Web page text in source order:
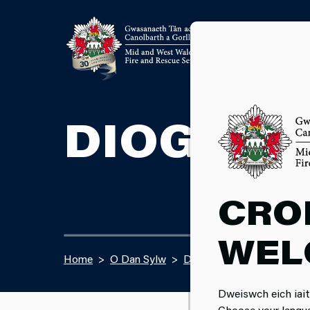
Dweiswch eich
Home O Dan Sylw Diogelwch Tymhorol